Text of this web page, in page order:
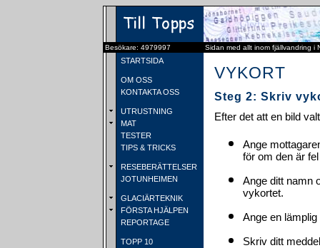
Besökare: 4979997 Sidan med allt inom fjällvandring i
STARTSIDA
OM OSS
KONTAKTA OSS
UTRUSTNING
MAT
TESTER
TIPS & TRICKS
RESEBERÄTTELSER
JOTUNHEIMEN
GLACIÄRTEKNIK
FÖRSTA HJÄLPEN
REPORTAGE
TOPP 10
VYKORT
Steg 2: Skriv
Efter det att en bild
Ange
för om den är
Ange ditt namn
vykortet.
Ange en lämplig
Skriv ditt